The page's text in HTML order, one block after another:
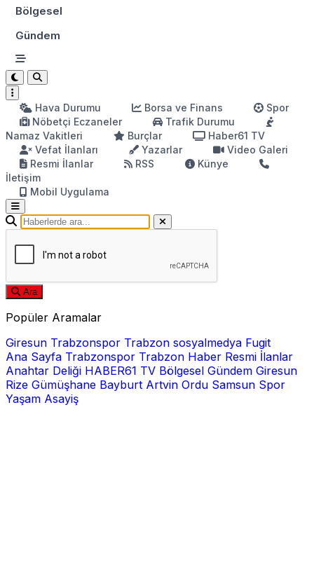
Bölgesel
Gündem
Hava Durumu Borsa ve Finans
Spor
Nöbetçi Eczaneler
Trafik Durumu
Namaz Vakitleri
Burçlar
Haber61 TV
Vefat İlanları
Yazarlar
Video Galeri
Resmi İlanlar
RSS
Künye
İletişim
Mobil Uygulama
Ara
Popüler Aramalar
Giresun Trabzonspor Trabzon sosyalmedya Fugit
Ana Sayfa Trabzonspor Trabzon Haber Resmi İlanlar
Anahtar Deliği HABER61 TV Bölgesel Gündem Giresun
Rize Gümüşhane Bayburt Artvin Ordu Samsun Spor
Yaşam Asayiş